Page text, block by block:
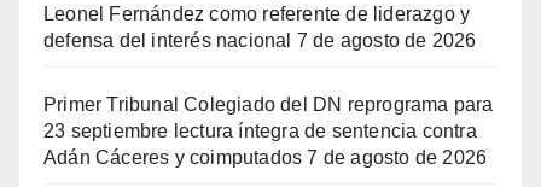
Leonel Fernández como referente de liderazgo y
defensa del interés nacional 7 de agosto de 2026
Primer Tribunal Colegiado del DN reprograma para
23 septiembre lectura íntegra de sentencia contra
Adán Cáceres y coimputados 7 de agosto de 2026